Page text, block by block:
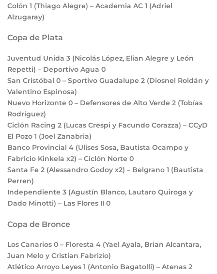
Colón 1 (Thiago Alegre) – Academia AC 1 (Adriel
Alzugaray)
Copa de Plata
Juventud Unida 3 (Nicolás López, Elian Alegre y León
Repetti) – Deportivo Agua 0
San Cristóbal 0 – Sportivo Guadalupe 2 (Diosnel Roldán y
Valentino Espinosa)
Nuevo Horizonte 0 – Defensores de Alto Verde 2 (Tobías
Rodríguez)
Ciclón Racing 2 (Lucas Crespi y Facundo Corazza) – CCyD
El Pozo 1 (Joel Zanabria)
Banco Provincial 4 (Ulises Sosa, Bautista Ocampo y
Fabricio Kinkela x2) – Ciclón Norte 0
Santa Fe 2 (Alessandro Godoy x2) – Belgrano 1 (Bautista
Perren)
Independiente 3 (Agustín Blanco, Lautaro Quiroga y
Dado Minotti) – Las Flores II 0
Copa de Bronce
Los Canarios 0 – Floresta 4 (Yael Ayala, Brian Alcantara,
Juan Melo y Cristian Fabrizio)
Atlético Arroyo Leyes 1 (Antonio Bagatolli) – Atenas 2